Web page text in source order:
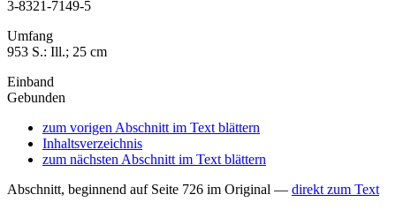
3-8321-7149-5
Umfang
953 S.: Ill.; 25 cm
Einband
Gebunden
zum vorigen Abschnitt im Text blättern
Inhaltsverzeichnis
zum nächsten Abschnitt im Text blättern
Abschnitt, beginnend auf Seite 726 im Original — direkt zum Text